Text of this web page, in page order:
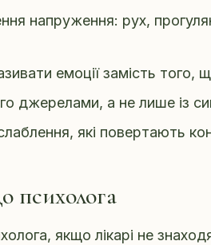
напруження: рух,
емоції замість того,
джерелами, а не лише із
які повертають
психолога
якщо лікарі не